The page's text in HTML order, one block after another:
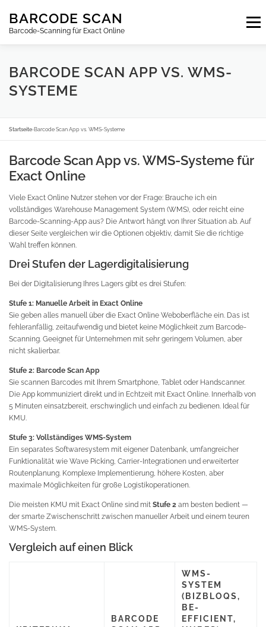
Inhalt
springen
BARCODE SCAN
Barcode-Scanning für Exact Online
Menu
ABONNEMENTS FAQ BLOG KONTAKT
BARCODE SCAN APP VS. WMS-
SYSTEME
Startseite›Barcode Scan App vs. WMS-Systeme
Barcode Scan App vs. WMS-Systeme für
Exact Online
Viele Exact Online Nutzer stehen vor der Frage: Brauche ich ein
vollständiges Warehouse Management System (WMS), oder reicht eine
Barcode-Scanning-App aus? Die Antwort hängt von Ihrer Situation ab. Auf
dieser Seite vergleichen wir die Optionen objektiv, damit Sie die richtige
Wahl treffen können.
Drei Stufen der Lagerdigitalisierung
Bei der Digitalisierung Ihres Lagers gibt es drei Stufen:
Stufe 1: Manuelle Arbeit in Exact Online
Sie geben alles manuell über die Exact Online Weboberfläche ein. Das ist
fehleranfällig, zeitaufwendig und bietet keine Möglichkeit zum Barcode-
Scanning. Geeignet für Unternehmen mit sehr geringem Volumen, aber
nicht skalierbar.
Stufe 2: Barcode Scan App
Sie scannen Barcodes mit Ihrem Smartphone, Tablet oder Handscanner.
Die App kommuniziert direkt und in Echtzeit mit Exact Online. Innerhalb von
5 Minuten einsatzbereit, erschwinglich und einfach zu bedienen. Ideal für
KMU.
Stufe 3: Vollständiges WMS-System
Ein separates Softwaresystem mit eigener Datenbank, umfangreicher
Funktionalität wie Wave Picking, Carrier-Integrationen und erweiterter
Routenplanung. Komplexe Implementierung, höhere Kosten, aber
maximale Möglichkeiten für große Logistikoperationen.
Die meisten KMU mit Exact Online sind mit Stufe 2 am besten bedient —
der smarte Zwischenschritt zwischen manueller Arbeit und einem teuren
WMS-System.
Vergleich auf einen Blick
BARCODE
WMS-
SYSTEM
(BIZBLOQS,
BE-
EFFICIENT,